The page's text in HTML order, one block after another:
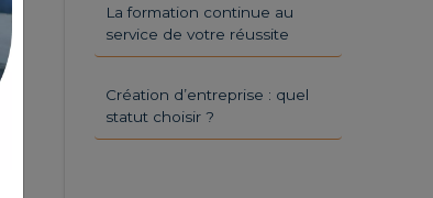
La formation continue au
service de votre réussite
Création d’entreprise : quel
statut choisir ?